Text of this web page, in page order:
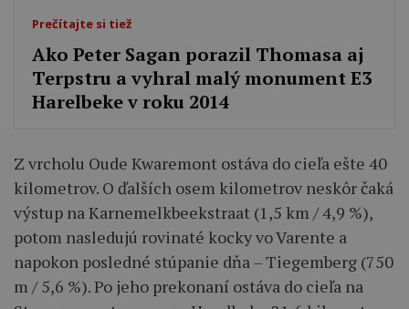
Prečítajte si tiež
Ako Peter Sagan porazil Thomasa aj
Terpstru a vyhral malý monument E3
Harelbeke v roku 2014
Z vrcholu Oude Kwaremont ostáva do cieľa ešte 40
kilometrov. O ďalších osem kilometrov neskôr čaká
výstup na Karnemelkbeekstraat (1,5 km / 4,9 %),
potom nasledujú rovinaté kocky vo Varente a
napokon posledné stúpanie dňa – Tiegemberg (750
m / 5,6 %). Po jeho prekonaní ostáva do cieľa na